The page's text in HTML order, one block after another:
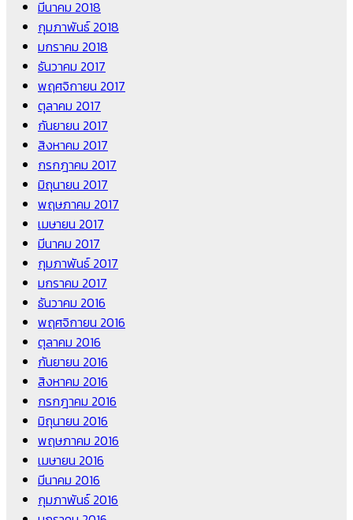
มีนาคม 2018
กุมภาพันธ์ 2018
มกราคม 2018
ธันวาคม 2017
พฤศจิกายน 2017
ตุลาคม 2017
กันยายน 2017
สิงหาคม 2017
กรกฎาคม 2017
มิถุนายน 2017
พฤษภาคม 2017
เมษายน 2017
มีนาคม 2017
กุมภาพันธ์ 2017
มกราคม 2017
ธันวาคม 2016
พฤศจิกายน 2016
ตุลาคม 2016
กันยายน 2016
สิงหาคม 2016
กรกฎาคม 2016
มิถุนายน 2016
พฤษภาคม 2016
เมษายน 2016
มีนาคม 2016
กุมภาพันธ์ 2016